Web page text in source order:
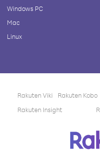
Windows PC
Mac
Linux
Rakuten Viki Rakuten Kobo
Rakuten Insight